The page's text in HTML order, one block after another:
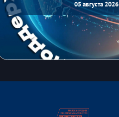
05 августа 2026